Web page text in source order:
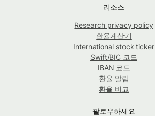
리소스
Research privacy policy
환율계산기
International stock ticker
Swift/BIC 코드
IBAN 코드
환율 알림
환율 비교
팔로우하세요